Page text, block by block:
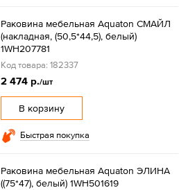
Раковина мебельная Aquaton СМАЙЛ
(накладная, (50,5*44,5), белый)
1WH207781
Код товара: 182337
2 474 р./шт
В корзину
Быстрая покупка
Раковина мебельная Aquaton ЭЛИНА
((75*47), белый) 1WH501619